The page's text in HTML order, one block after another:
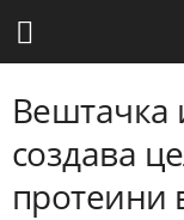
Вештачка
создава
протеини